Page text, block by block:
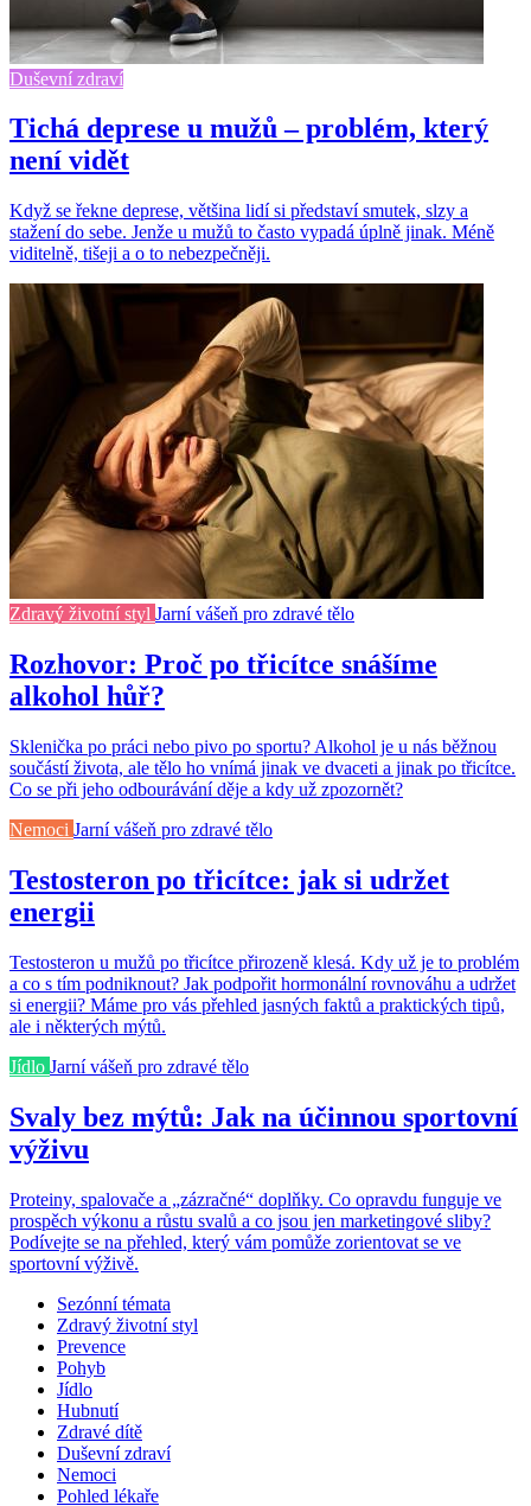
Duševní zdraví
Tichá deprese u mužů – problém, který
není vidět
Když se řekne deprese, většina lidí si představí smutek, slzy a
stažení do sebe. Jenže u mužů to často vypadá úplně jinak. Méně
viditelně, tišeji a o to nebezpečněji.
Zdravý životní styl Jarní vášeň pro zdravé tělo
Rozhovor: Proč po třicítce snášíme
alkohol hůř?
Sklenička po práci nebo pivo po sportu? Alkohol je u nás běžnou
součástí života, ale tělo ho vnímá jinak ve dvaceti a jinak po třicítce.
Co se při jeho odbourávání děje a kdy už zpozornět?
Nemoci Jarní vášeň pro zdravé tělo
Testosteron po třicítce: jak si udržet
energii
Testosteron u mužů po třicítce přirozeně klesá. Kdy už je to problém
a co s tím podniknout? Jak podpořit hormonální rovnováhu a udržet
si energii? Máme pro vás přehled jasných faktů a praktických tipů,
ale i některých mýtů.
Jídlo Jarní vášeň pro zdravé tělo
Svaly bez mýtů: Jak na účinnou sportovní
výživu
Proteiny, spalovače a „zázračné“ doplňky. Co opravdu funguje ve
prospěch výkonu a růstu svalů a co jsou jen marketingové sliby?
Podívejte se na přehled, který vám pomůže zorientovat se ve
sportovní výživě.
Sezónní témata
Zdravý životní styl
Prevence
Pohyb
Jídlo
Hubnutí
Zdravé dítě
Duševní zdraví
Nemoci
Pohled lékaře